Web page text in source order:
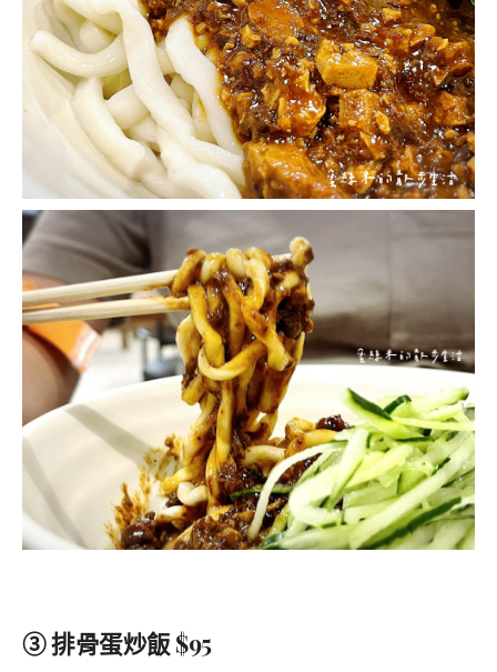
③ 排骨蛋炒飯 $95